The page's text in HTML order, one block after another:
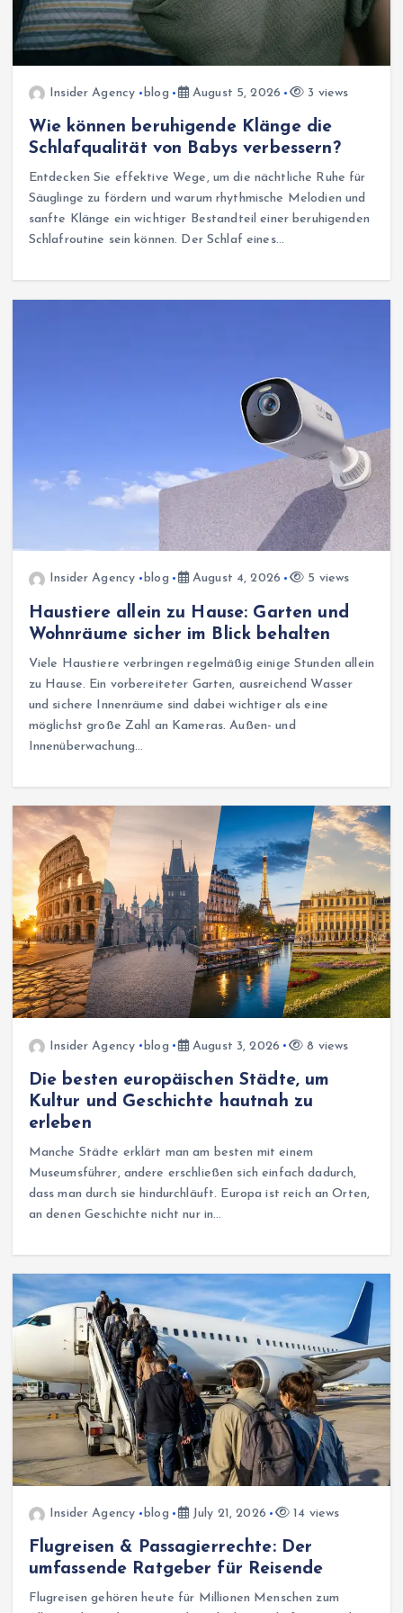
Insider Agency blog August 5, 2026 3 views
Wie können beruhigende Klänge die
Schlafqualität von Babys verbessern?
Entdecken Sie effektive Wege, um die nächtliche Ruhe für
Säuglinge zu fördern und warum rhythmische Melodien und
sanfte Klänge ein wichtiger Bestandteil einer beruhigenden
Schlafroutine sein können. Der Schlaf eines…
Insider Agency blog August 4, 2026 5 views
Haustiere allein zu Hause: Garten und
Wohnräume sicher im Blick behalten
Viele Haustiere verbringen regelmäßig einige Stunden allein
zu Hause. Ein vorbereiteter Garten, ausreichend Wasser
und sichere Innenräume sind dabei wichtiger als eine
möglichst große Zahl an Kameras. Außen- und
Innenüberwachung…
Insider Agency blog August 3, 2026 8 views
Die besten europäischen Städte, um
Kultur und Geschichte hautnah zu
erleben
Manche Städte erklärt man am besten mit einem
Museumsführer, andere erschließen sich einfach dadurch,
dass man durch sie hindurchläuft. Europa ist reich an Orten,
an denen Geschichte nicht nur in…
Insider Agency blog July 21, 2026 14 views
Flugreisen & Passagierrechte: Der
umfassende Ratgeber für Reisende
Flugreisen gehören heute für Millionen Menschen zum